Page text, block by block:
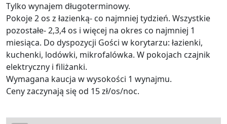
Tylko wynajem długoterminowy.
Pokoje 2 os z łazienką- co najmniej tydzień. Wszystkie
pozostałe- 2,3,4 os i więcej na okres co najmniej 1
miesiąca. Do dyspozycji Gości w korytarzu: łazienki,
kuchenki, lodówki, mikrofalówka. W pokojach czajnik
elektryczny i filiżanki.
Wymagana kaucja w wysokości 1 wynajmu.
Ceny zaczynają się od 15 zł/os/noc.